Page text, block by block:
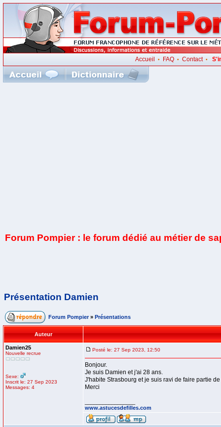
Accueil • FAQ• Contact•
Forum Pompier : le forum dédié au métier de
Présentation Damien
Forum Pompier » Présentations
Auteur
Damien25
Nouvelle recrue
Sexe:
Inscrit le: 27 Sep 2023
Messages: 4
Posté le: 27 Sep 2023, 12:50
Bonjour.
Je suis Damien et j'ai 28 ans.
J'habite Strasbourg et je suis ravi de faire partie
Merci
www.astucesdefilles.com